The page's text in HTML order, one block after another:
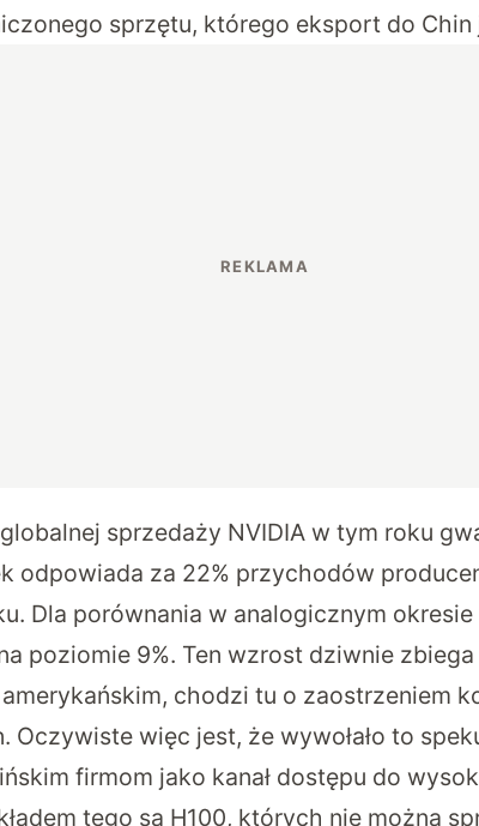
sprzętu, którego eksport do
sprzedaży NVIDIA w tym roku
odpowiada za 22% przychodów
Dla porównania w analogicznym
poziomie 9%. Ten wzrost dziwnie
chodzi tu o zaostrzeniem
Oczywiste więc jest, że wywołało to
firmom jako kanał dostępu do
tego są H100, których nie można